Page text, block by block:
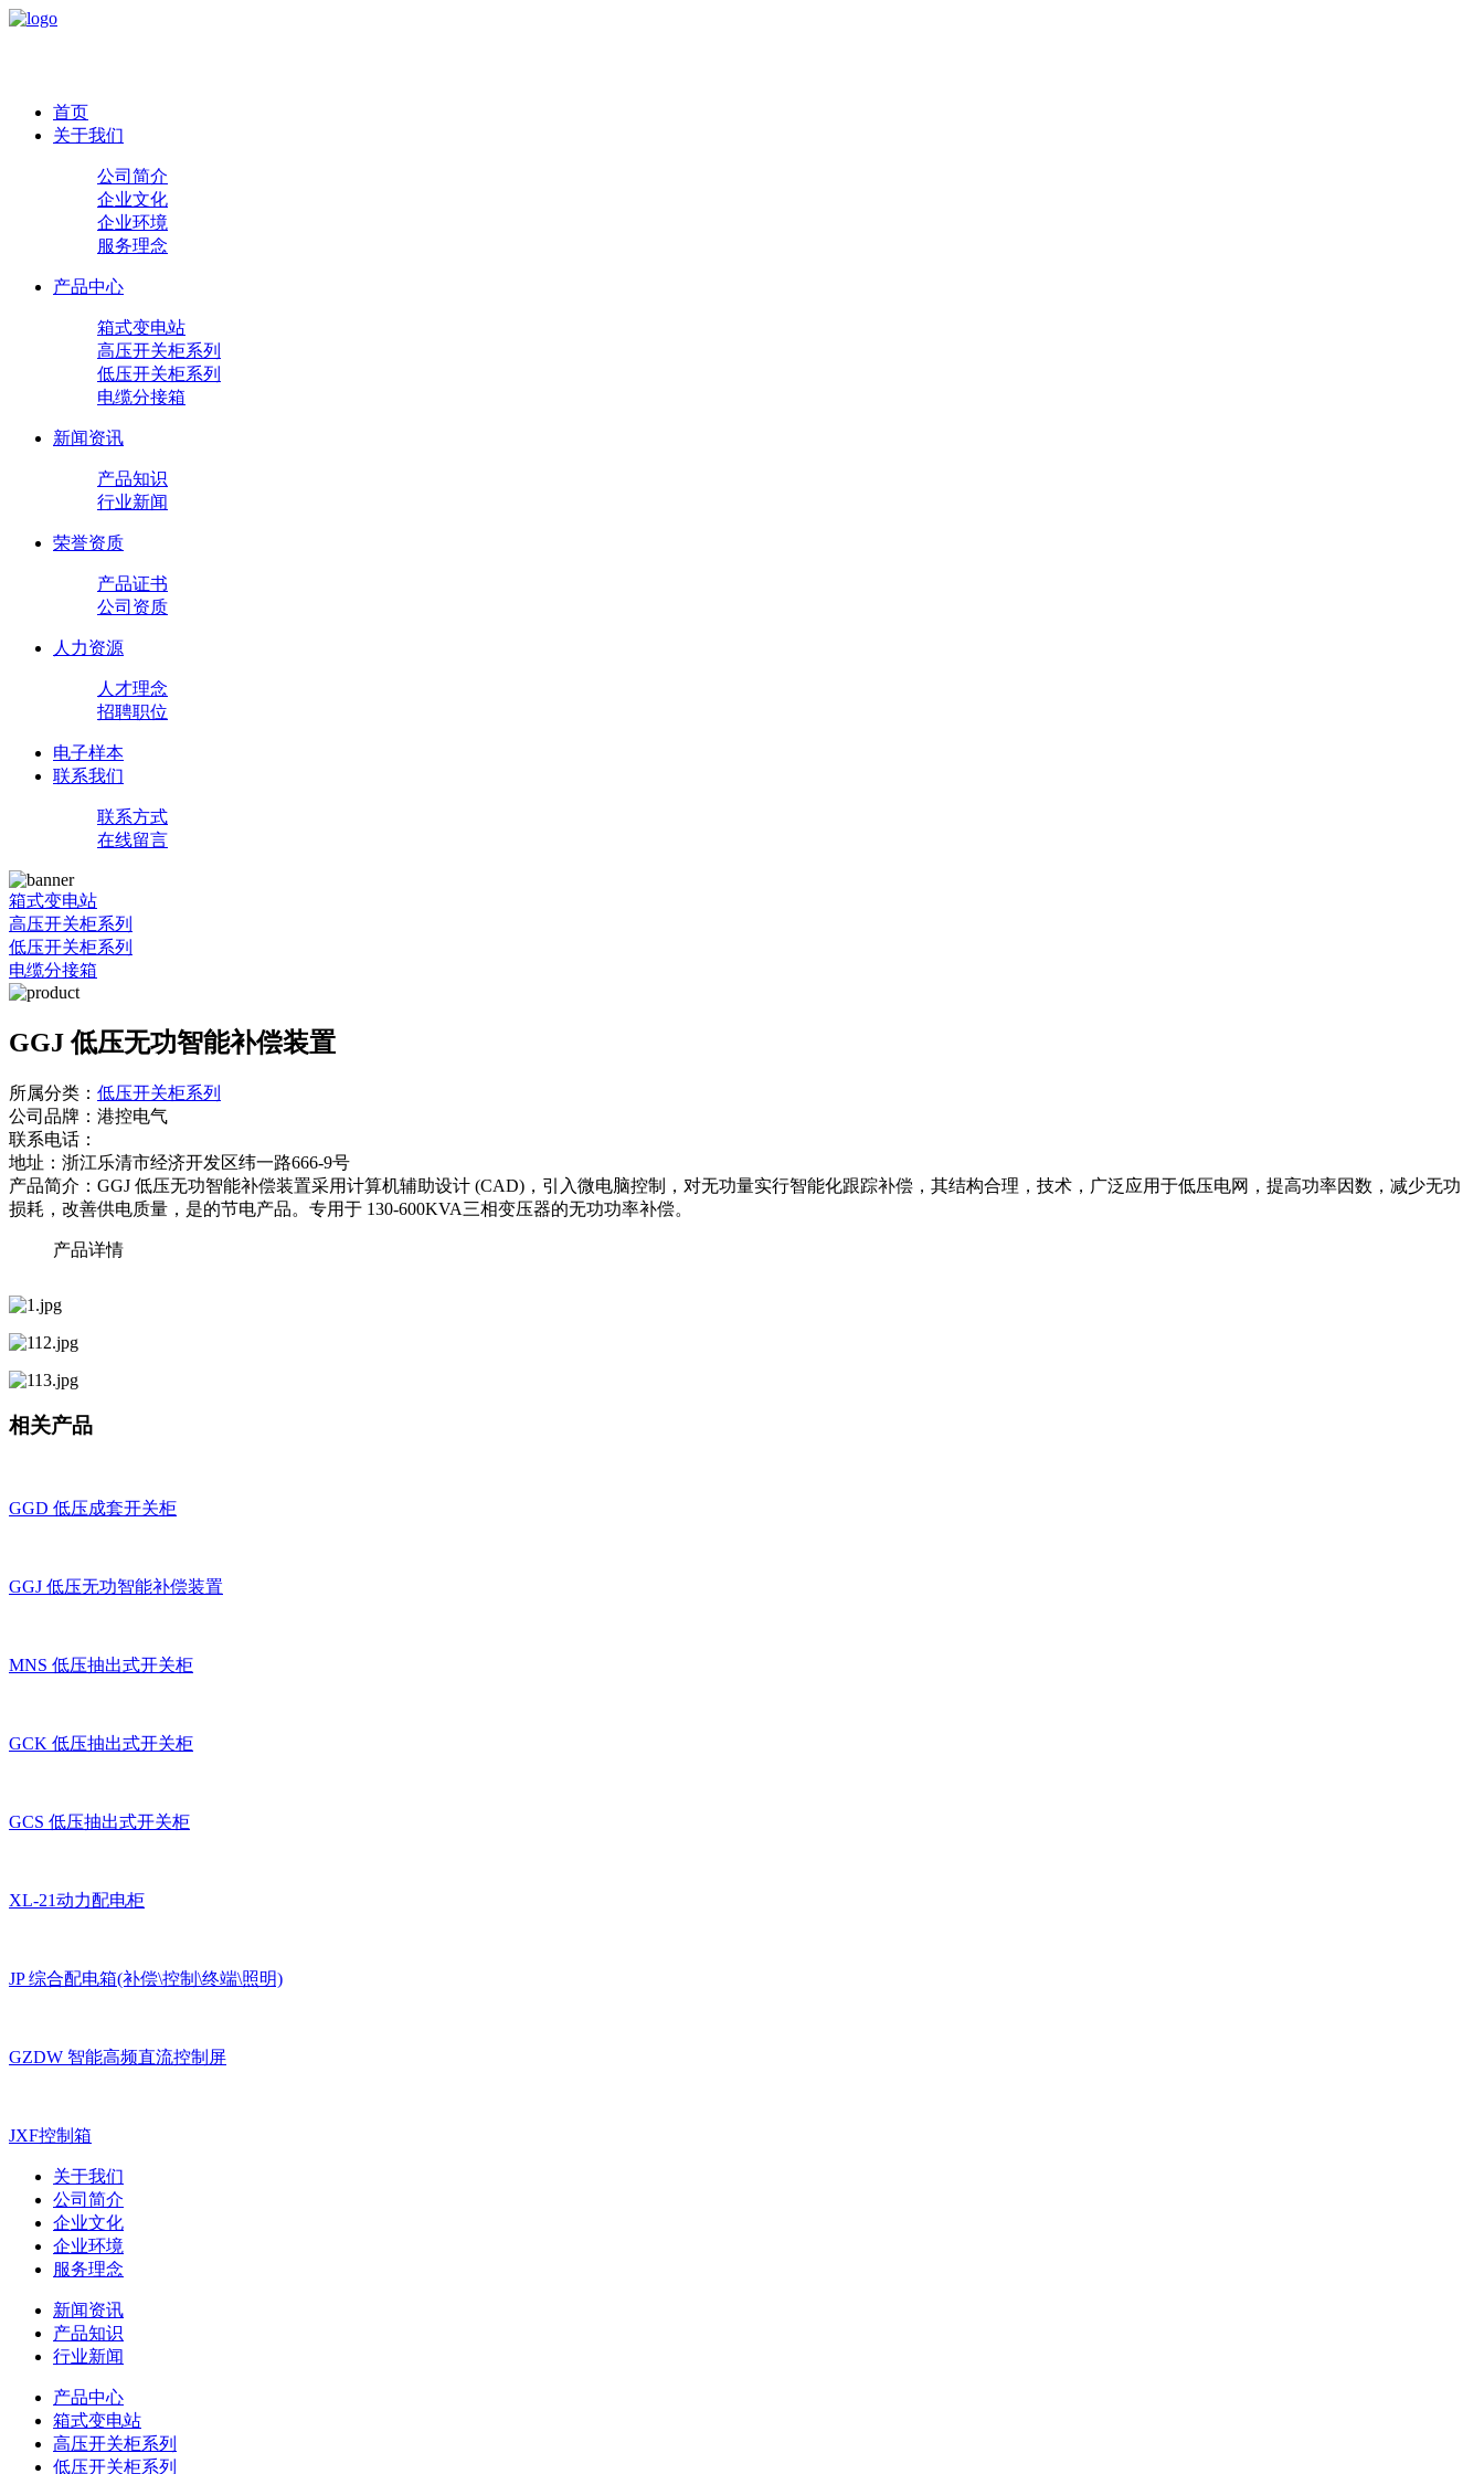
首页
关于我们
公司简介
企业文化
企业环境
服务理念
产品中心
箱式变电站
高压开关柜系列
低压开关柜系列
电缆分接箱
新闻资讯
产品知识
行业新闻
荣誉资质
产品证书
公司资质
人力资源
人才理念
招聘职位
电子样本
联系我们
联系方式
在线留言
箱式变电站
高压开关柜系列
低压开关柜系列
电缆分接箱
GGJ 低压无功智能补偿装置
所属分类： 低压开关柜系列
公司品牌： 港控电气
联系电话：
地址： 浙江乐清市经济开发区纬一路666-9号
产品简介： GGJ 低压无功智能补偿装置采用计算机辅助设计 (CAD)，引入微电脑控制，对无功量实行智能化跟踪补偿，其结构合理，技术，广泛应用于低压电网，提高功率因数，减少无功
损耗，改善供电质量，是的节电产品。专用于 130-600KVA三相变压器的无功功率补偿。
产品详情
相关产品
GGD 低压成套开关柜
GGJ 低压无功智能补偿装置
MNS 低压抽出式开关柜
GCK 低压抽出式开关柜
GCS 低压抽出式开关柜
XL-21动力配电柜
JP 综合配电箱(补偿\控制\终端\照明)
GZDW 智能高频直流控制屏
JXF控制箱
关于我们
公司简介
企业文化
企业环境
服务理念
新闻资讯
产品知识
行业新闻
产品中心
箱式变电站
高压开关柜系列
低压开关柜系列